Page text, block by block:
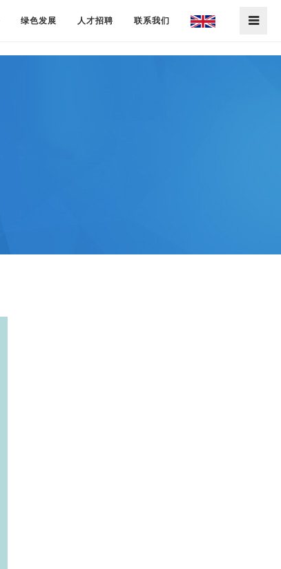
绿色发展 人才招聘 联系我们